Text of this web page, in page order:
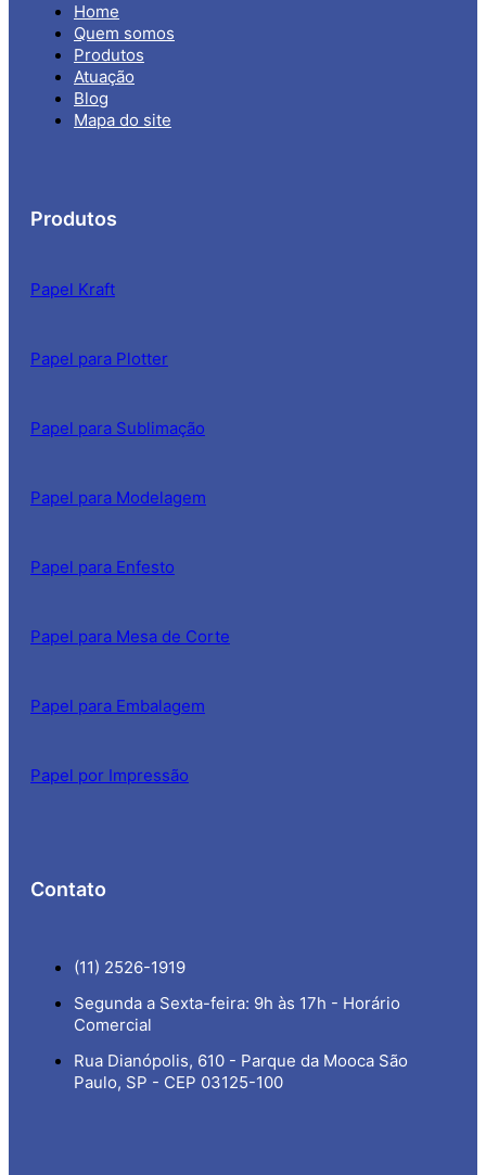
Home
Quem somos
Produtos
Atuação
Blog
Mapa do site
Produtos
Papel Kraft
Papel para Plotter
Papel para Sublimação
Papel para Modelagem
Papel para Enfesto
Papel para Mesa de Corte
Papel para Embalagem
Papel por Impressão
Contato
(11) 2526-1919
Segunda a Sexta-feira: 9h às 17h - Horário
Comercial
Rua Dianópolis, 610 - Parque da Mooca São
Paulo, SP - CEP 03125-100